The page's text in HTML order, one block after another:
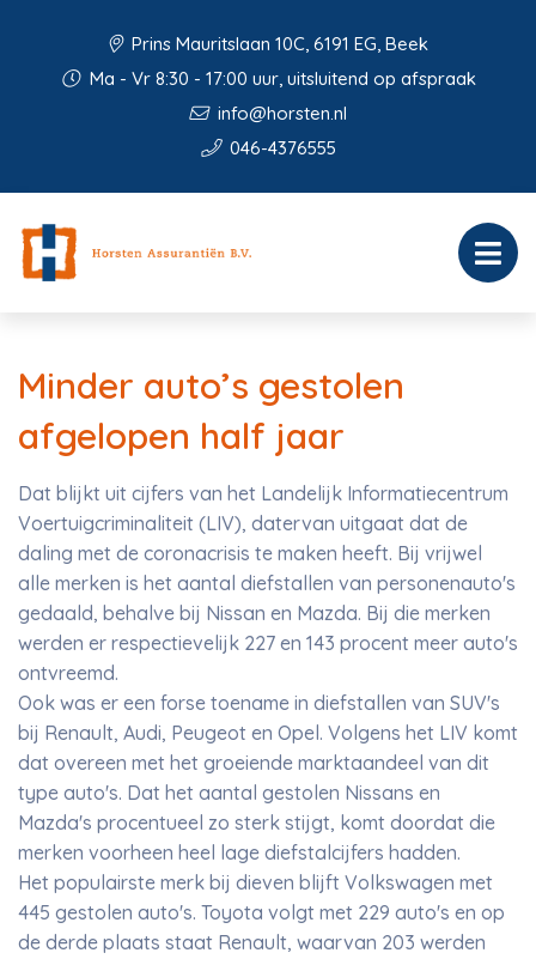
Prins Mauritslaan 10C, 6191 EG, Beek
Ma - Vr 8:30 - 17:00 uur, uitsluitend op afspraak
info@horsten.nl
046-4376555
Minder auto’s gestolen
afgelopen half jaar
Dat blijkt uit cijfers van het Landelijk Informatiecentrum
Voertuigcriminaliteit (LIV), datervan uitgaat dat de
daling met de coronacrisis te maken heeft. Bij vrijwel
alle merken is het aantal diefstallen van personenauto's
gedaald, behalve bij Nissan en Mazda. Bij die merken
werden er respectievelijk 227 en 143 procent meer auto's
ontvreemd.
Ook was er een forse toename in diefstallen van SUV's
bij Renault, Audi, Peugeot en Opel. Volgens het LIV komt
dat overeen met het groeiende marktaandeel van dit
type auto's. Dat het aantal gestolen Nissans en
Mazda's procentueel zo sterk stijgt, komt doordat die
merken voorheen heel lage diefstalcijfers hadden.
Het populairste merk bij dieven blijft Volkswagen met
445 gestolen auto's. Toyota volgt met 229 auto's en op
de derde plaats staat Renault, waarvan 203 werden